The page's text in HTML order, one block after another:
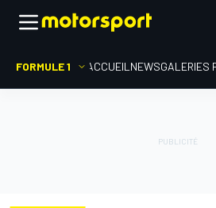
FORMULE 1 ACCUEIL NEWSGALERIES